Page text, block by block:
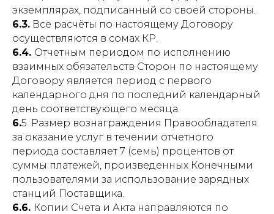
экземплярах, подписанный со своей стороны.
6.3. Все расчёты по настоящему Договору
осуществляются в сомах КР.
6.4. Отчетным периодом по исполнению
взаимных обязательств Сторон по настоящему
Договору является период с первого
календарного дня по последний календарный
день соответствующего месяца.
6.5. Размер вознаграждения Правообладателя
за оказание услуг в течении отчетного
периода составляет 7 (семь) процентов от
суммы платежей, произведенных Конечными
пользователями за использование зарядных
станций Поставщика.
6.6. Копии Счета и Акта направляются по